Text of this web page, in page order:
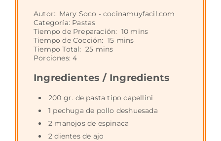
Autor:: Mary Soco - cocinamuyfacil.com
Categoría: Pastas
Tiempo de Preparación: 10 mins
Tiempo de Cocción: 15 mins
Tiempo Total: 25 mins
Porciones:4
Ingredientes / Ingredients
200 gr. de pasta tipo capellini
1 pechuga de pollo deshuesada
2 manojos de espinaca
2 dientes de ajo